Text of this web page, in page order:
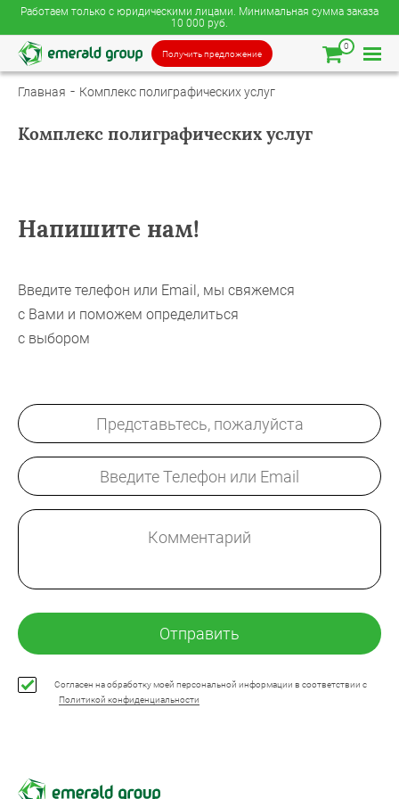
Работаем только с юридическими лицами. Минимальная сумма заказа
10 000 руб.
Получить предложение
0
Главная Комплекс полиграфических услуг
Комплекс полиграфических услуг
Напишите нам!
Введите телефон или Email, мы свяжемся
с Вами и поможем определиться
с выбором
Отправить
Согласен на обработку моей персональной информации в соответствии с
Политикой конфиденциальности